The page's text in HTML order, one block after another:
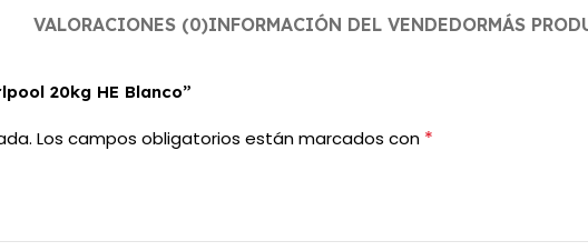
VALORACIONES (0)INFORMACIÓN DEL VENDEDORMÁS
20kg HE Blanco”
Los campos obligatorios están marcados con *